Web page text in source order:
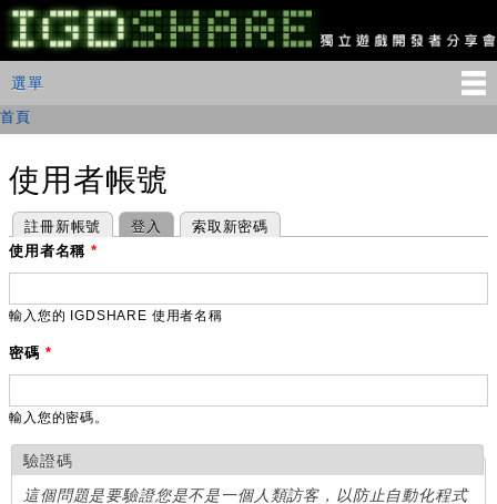
移
至
主
IGDSHARE
獨
遊
發
享
會
主選單
選單
您在這裡
首頁
使用者帳號
主要索引標籤
註冊新帳號 登入
(作用中頁籤) 索取新密碼
使用者名稱*
輸入您的 IGDSHARE 使用者名稱
密碼 *
輸入您的密碼。
驗證碼
這個問題是要驗證您是不是一個人類訪客，以防止自動化程式